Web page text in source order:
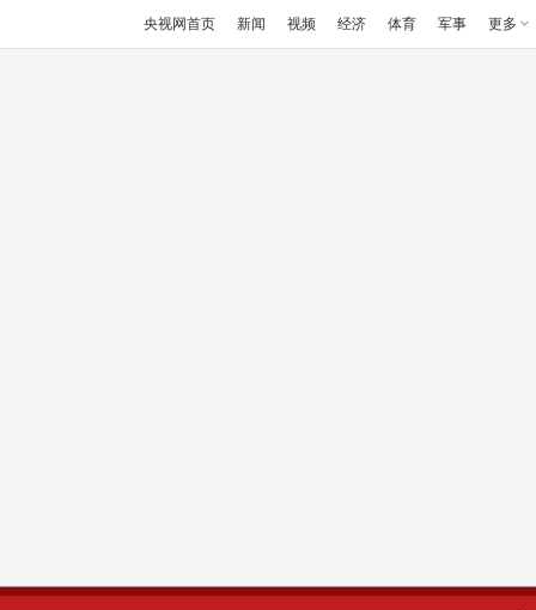
央视网首页 新闻 视频 经济 体育 军事 更多